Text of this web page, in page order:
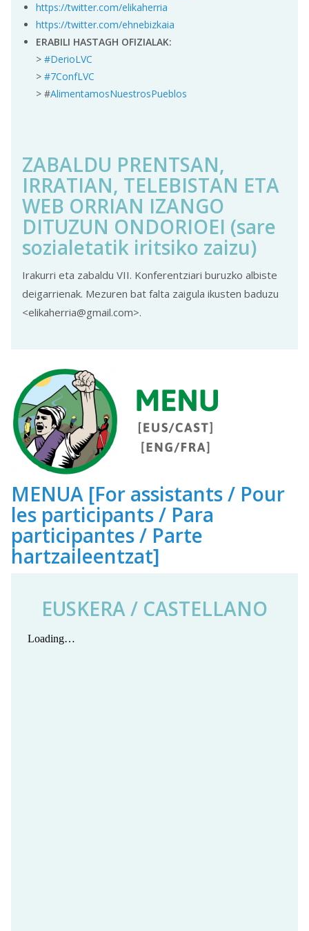
https://twitter.com/elikaherria
https://twitter.com/ehnebizkaia
ERABILI HASTAGH OFIZIALAK:
> #DerioLVC
> #7ConfLVC
> #AlimentamosNuestrosPueblos
ZABALDU PRENTSAN,
IRRATIAN, TELEBISTAN ETA
WEB ORRIAN IZANGO
DITUZUN ONDORIOEI (sare
sozialetatik iritsiko zaizu)
Irakurri eta zabaldu VII. Konferentziari buruzko albiste
deigarrienak. Mezuren bat falta zaigula ikusten baduzu
<elikaherria@gmail.com>.
MENUA [For assistants / Pour
les participants / Para
participantes / Parte
hartzaileentzat]
EUSKERA / CASTELLANO